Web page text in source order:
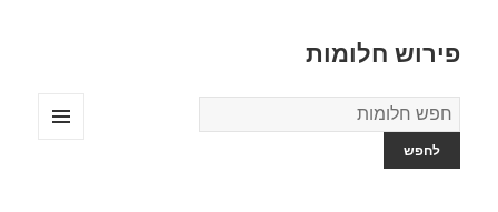
פירוש חלומות
מילון
החלומות